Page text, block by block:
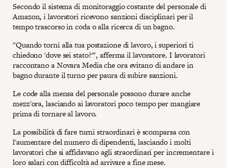
Secondo il sistema di monitoraggio costante del personale di
Amazon, i lavoratori ricevono sanzioni disciplinari per il
tempo trascorso in coda o alla ricerca di un bagno.
"Quando torni alla tua postazione di lavoro, i superiori ti
chiedono 'dove sei stato?'", afferma il lavoratore. I lavoratori
raccontano a Novara Media che ora evitano di andare in
bagno durante il turno per paura di subire sanzioni.
Le code alla mensa del personale possono durare anche
mezz'ora, lasciando ai lavoratori poco tempo per mangiare
prima di tornare al lavoro.
La possibilità di fare turni straordinari è scomparsa con
l'aumentare del numero di dipendenti, lasciando i molti
lavoratori che si affidavano agli straordinari per incrementare i
loro salari con difficoltà ad arrivare a fine mese.